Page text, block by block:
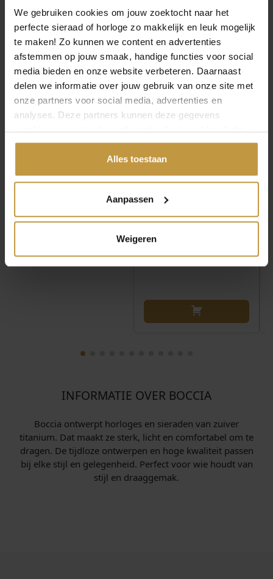
We gebruiken cookies om jouw zoektocht naar het
perfecte sieraad of horloge zo makkelijk en leuk mogelijk
te maken! Zo kunnen we content en advertenties
afstemmen op jouw smaak, handige functies voor social
media bieden en onze website verbeteren. Daarnaast
delen we informatie over jouw gebruik van onze site met
onze partners voor social media, advertenties en
analyses. Deze partners kunnen deze gegevens
combineren met andere informatie die je met hen hebt
gedeeld of die ze hebben verzameld via jouw gebruik van
Alles toestaan
Aanpassen
Weigeren
MEER VAN BOCCIA HORLOGES
€179,00
BOCCIA 3607-06
HORLOGE HEREN
TITANIUM ZILVER
Direct leverbaar, 1
€249,00
BOCCIA 3733-01
HORLOGE HEREN
TITANIUM CHRONO
WIT
INFORMATIE OVER BOCCIA
Boccia ontwerpt horloges en sieraden van zuiver
titanium. Dat maakt ze sterk, licht en comfortabel om te
dragen. De tijdloze ontwerpen en hoge kwaliteit passen
bij elke stijl en gelegenheid. Perfect voor wie houdt van
stijl en draaggemak.